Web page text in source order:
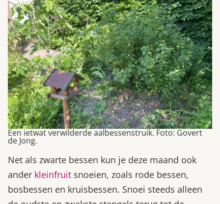
Een ietwat verwilderde aalbessenstruik. Foto: Govert
de Jong.
Net als zwarte bessen kun je deze maand ook
ander kleinfruit snoeien, zoals rode bessen,
bosbessen en kruisbessen. Snoei steeds alleen